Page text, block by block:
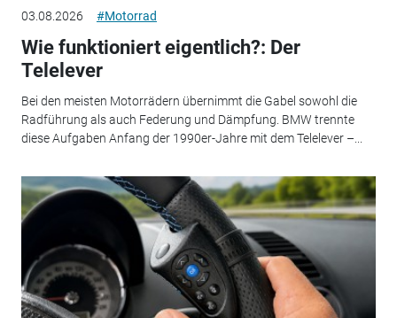
03.08.2026 #Motorrad
Wie funktioniert eigentlich?: Der
Telelever
Bei den meisten Motorrädern übernimmt die Gabel sowohl die
Radführung als auch Federung und Dämpfung. BMW trennte
diese Aufgaben Anfang der 1990er-Jahre mit dem Telelever –...